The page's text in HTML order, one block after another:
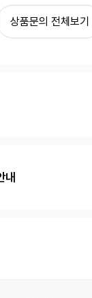
상품문의 전체보기
내